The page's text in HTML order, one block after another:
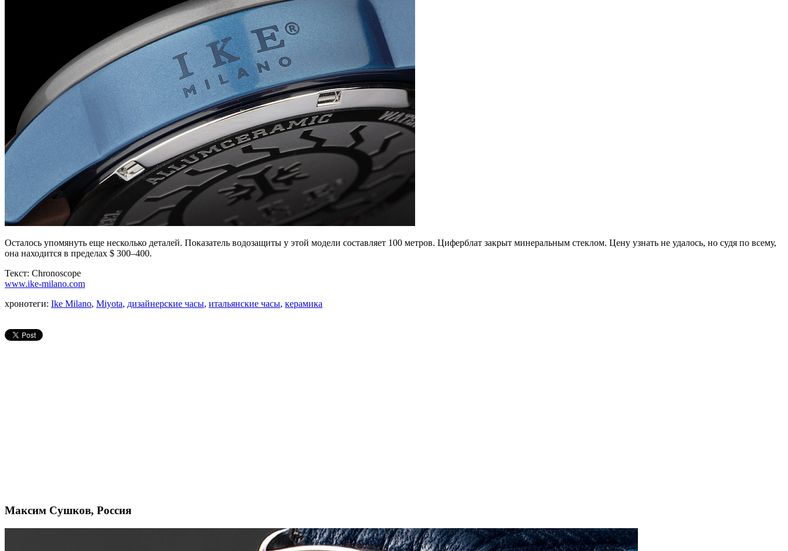
Осталось упомянуть еще несколько деталей. Показатель водозащиты у этой модели составляет 100 метров. Циферблат закрыт минеральным стеклом. Цену узнать не удалось, но судя по всему,
она находится в пределах $ 300–400.
Текст: Chronoscope
www.ike-milano.com
хронотеги: Ike Milano, Miyota, дизайнерские часы, итальянские часы, керамика
Максим Сушков, Россия